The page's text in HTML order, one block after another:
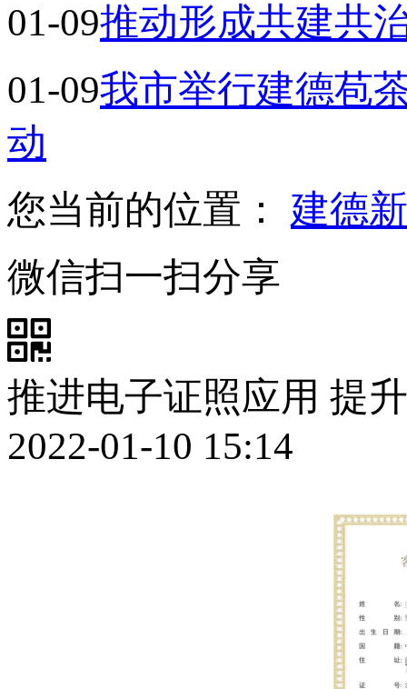
01-09推动形成共建共
01-09我市举行建德苞
动
您当前的位置： 建德
微信扫一扫分享
推进电子证照应用 提
2022-01-10 15:14